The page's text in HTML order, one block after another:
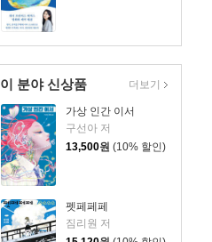
이 분야 신상품
가상 인간 이서
구선아 저
13,500원 (10% 할인)
펫페페페
짐리원 저
더보기